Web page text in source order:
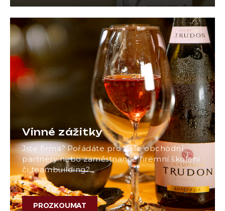
Vinné zážitky
Jste firma? Pořádáte pro Vaše obchodní
partnery nebo zaměstnance firemní školení
či teambuilding?…
PROZKOUMAT